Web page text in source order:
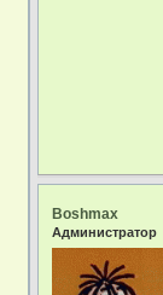
Boshmax
Администратор